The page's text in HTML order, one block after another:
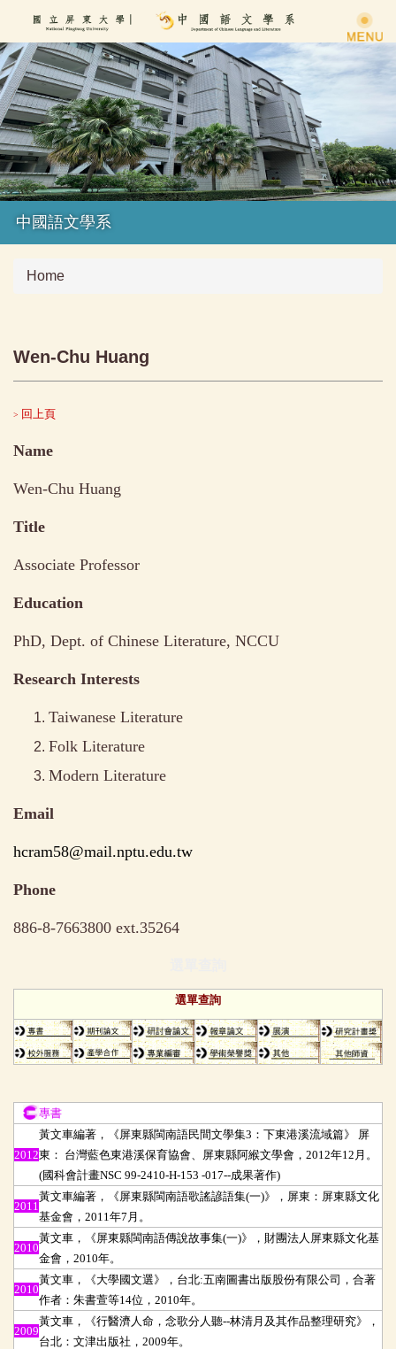
Jump
the
main
content
block
中國語文學系
Home
Wen-Chu Huang
> 回上頁
Name
Wen-Chu Huang
Title
Associate Professor
Education
PhD, Dept. of Chinese Literature, NCCU
Research Interests
Taiwanese Literature
Folk Literature
Modern Literature
Email
hcram58@mail.nptu.edu.tw
Phone
886-8-7663800 ext.35264
選單查詢
專書
2012
黃文車編著，《屏東縣閩南語民間文學集3：下東港溪流域篇》 屏
東： 台灣藍色東港溪保育協會、屏東縣阿緱文學會，2012年12月。
(國科會計畫NSC 99-2410-H-153 -017--成果著作)
2011
黃文車編著，《屏東縣閩南語歌謠諺語集(一)》，屏東：屏東縣文化
基金會，2011年7月。
2010
黃文車，《屏東縣閩南語傳說故事集(一)》，財團法人屏東縣文化基
金會，2010年。
2010
黃文車，《大學國文選》，台北:五南圖書出版股份有限公司，合著
作者：朱書萱等14位，2010年。
2009
黃文車，《行醫濟人命，念歌分人聽--林清月及其作品整理研究》，
台北：文津出版社，2009年。